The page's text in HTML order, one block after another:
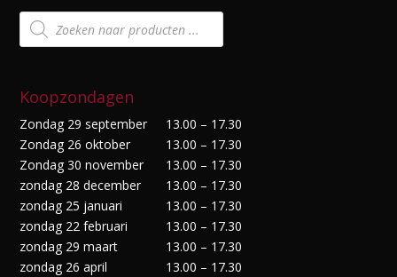
Producten
zoeken
Koopzondagen
Zondag 29 september
13.00 – 17.30
Zondag 26 oktober
13.00 – 17.30
Zondag 30 november
13.00 – 17.30
zondag 28 december
13.00 – 17.30
zondag 25 januari
13.00 – 17.30
zondag 22 februari
13.00 – 17.30
zondag 29 maart
13.00 – 17.30
zondag 26 april
13.00 – 17.30